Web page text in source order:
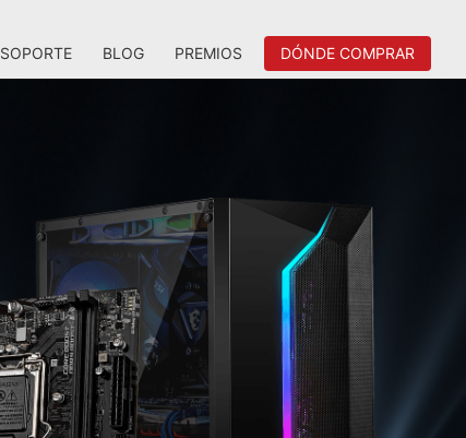
SOPORTE BLOG PREMIOS DÓNDE COMPRAR